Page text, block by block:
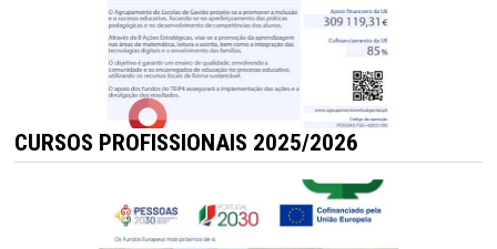
CURSOS PROFISSIONAIS 2025/2026